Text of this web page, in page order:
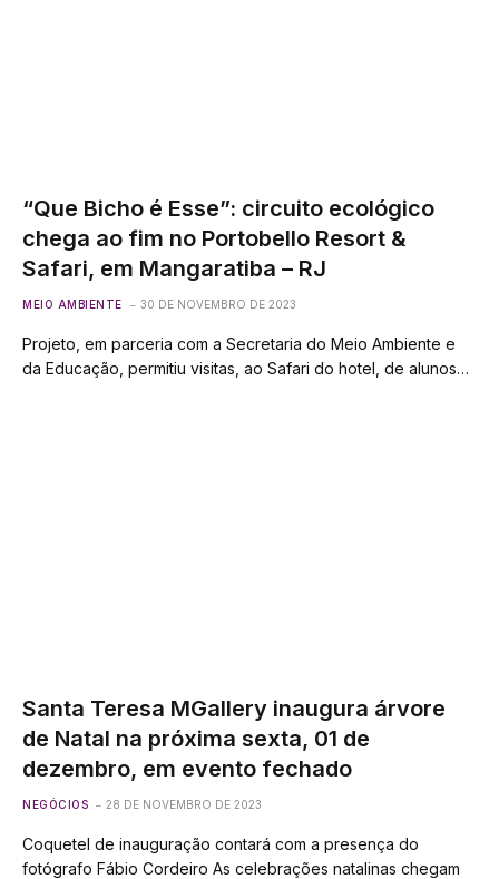
“Que Bicho é Esse”: circuito ecológico
chega ao fim no Portobello Resort &
Safari, em Mangaratiba – RJ
MEIO AMBIENTE 30 DE NOVEMBRO DE 2023
Projeto, em parceria com a Secretaria do Meio Ambiente e
da Educação, permitiu visitas, ao Safari do hotel, de alunos…
Santa Teresa MGallery inaugura árvore
de Natal na próxima sexta, 01 de
dezembro, em evento fechado
NEGÓCIOS 28 DE NOVEMBRO DE 2023
Coquetel de inauguração contará com a presença do
fotógrafo Fábio Cordeiro As celebrações natalinas chegam